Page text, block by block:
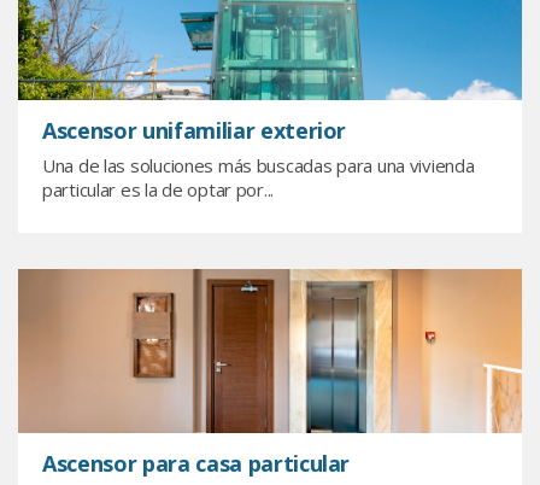
Ascensor unifamiliar exterior
Una de las soluciones más buscadas para una vivienda
particular es la de optar por...
Ascensor para casa particular